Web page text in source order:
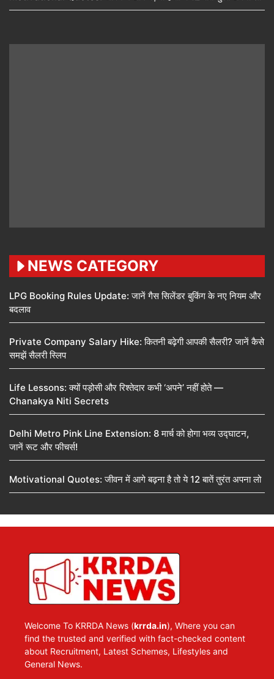
NEWS CATEGORY
LPG Booking Rules Update: जानें गैस सिलेंडर बुकिंग के नए नियम और
बदलाव
Private Company Salary Hike: कितनी बढ़ेगी आपकी सैलरी? जानें कैसे
समझें सैलरी स्लिप
Life Lessons: क्यों पड़ोसी और रिश्तेदार कभी ‘अपने’ नहीं होते —
Chanakya Niti Secrets
Delhi Metro Pink Line Extension: 8 मार्च को होगा भव्य उद्घाटन,
जानें रूट और फीचर्स!
Motivational Quotes: जीवन में आगे बढ़ना है तो ये 12 बातें तुरंत अपना लो
Welcome To KRRDA News (krrda.in), Where you can
find the trusted and verified with fact-checked content
about Recruitment, Latest Schemes, Lifestyles and
General News.